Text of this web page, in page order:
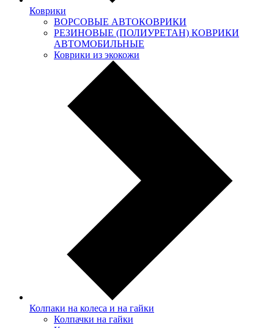
Коврики
ВОРСОВЫЕ АВТОКОВРИКИ
РЕЗИНОВЫЕ (ПОЛИУРЕТАН) КОВРИКИ
АВТОМОБИЛЬНЫЕ
Коврики из экокожи
Колпаки на колеса и на гайки
Колпачки на гайки